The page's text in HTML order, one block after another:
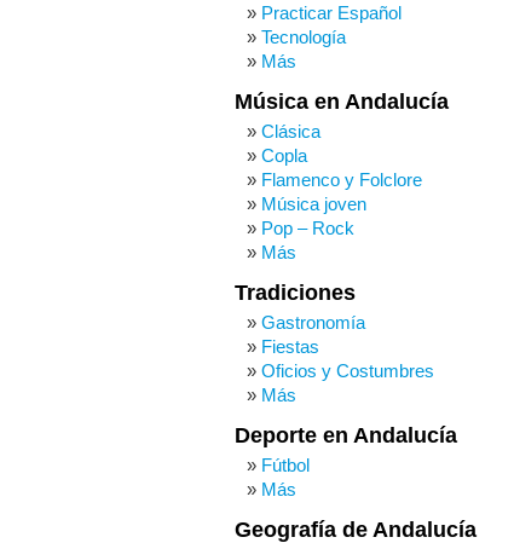
Practicar Español
Tecnología
Más
Música en Andalucía
Clásica
Copla
Flamenco y Folclore
Música joven
Pop – Rock
Más
Tradiciones
Gastronomía
Fiestas
Oficios y Costumbres
Más
Deporte en Andalucía
Fútbol
Más
Geografía de Andalucía